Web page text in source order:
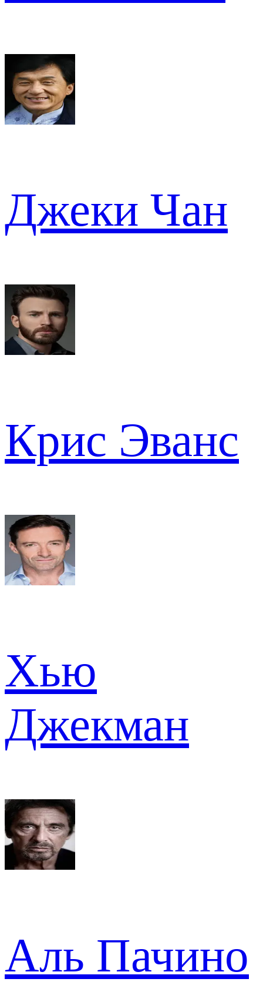
Джеки Чан
Крис Эванс
Хью
Джекман
Аль Пачино